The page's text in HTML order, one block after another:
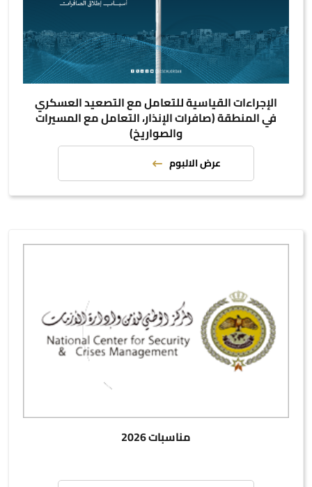
الإجراءات القياسية للتعامل مع التصعيد العسكري
في المنطقة (صافرات الإنذار، التعامل مع المسيرات
والصواريخ)
عرض الالبوم
مناسبات 2026